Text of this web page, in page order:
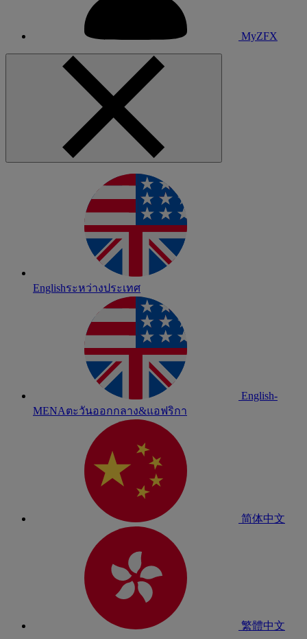
MyZFX
Englishระหว่างประเทศ
English-
MENAตะวันออกกลาง&แอฟริกา
简体中文
繁體中文